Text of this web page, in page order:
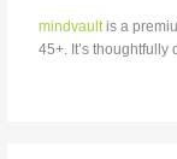
mindvaultis a
45+. It’s